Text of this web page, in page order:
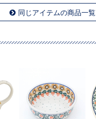
同じアイテムの商品一覧